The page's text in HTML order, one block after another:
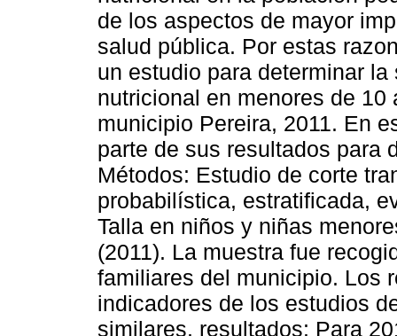
de los aspectos de mayor
salud pública. Por estas
un estudio para determinar la
nutricional en menores de 10
municipio Pereira, 2011. En
parte de sus resultados para
Métodos: Estudio de corte
probabilística, estratificada,
Talla en niños y niñas
(2011). La muestra fue
familiares del municipio. Los
indicadores de los estudios
similares. resultados: Para